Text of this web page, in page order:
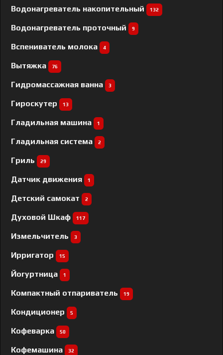
Водонагреватель накопительный 132
Водонагреватель проточный 9
Вспениватель молока 4
Вытяжка 76
Гидромассажная ванна 3
Гироскутер 13
Гладильная машина 1
Гладильная система 2
Гриль 29
Датчик движения 1
Детский самокат 2
Духовой Шкаф 117
Измельчитель 3
Ирригатор 15
Йогуртница 1
Компактный отпариватель 19
Кондиционер 5
Кофеварка 50
Кофемашина 32